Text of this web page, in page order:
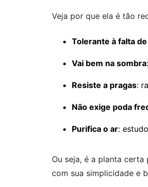
Veja por que ela é tão
Tolerante à falta
Vai bem na sombra
Resiste a pragas:
Não exige poda
Purifica o ar:
Ou seja, é a planta
com sua simplicidade e